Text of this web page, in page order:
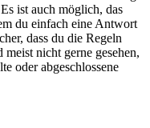
ist auch möglich, das
du einfach eine Antwort
dass du die Regeln
nicht gerne gesehen,
oder abgeschlossene